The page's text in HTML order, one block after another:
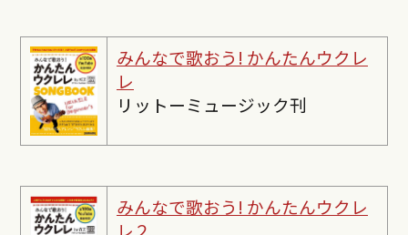
みんなで歌おう! かんたんウクレ
レ
リットーミュージック刊
みんなで歌おう! かんたんウクレ
レ２